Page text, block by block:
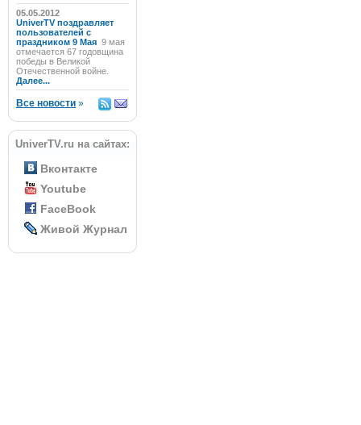
05.05.2012
UniverTV поздравляет
пользователей с
праздником 9 Мая 9 мая
отмечается 67 годовщина
победы в Великой
Отечественной войне.
Далее...
Все новости »
UniverTV.ru на сайтах:
Вконтакте
Youtube
FaceBook
Живой Журнал